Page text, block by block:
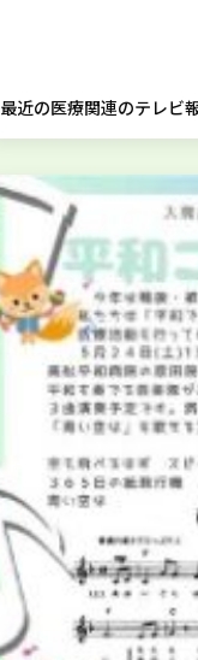
最近の医療関連のテレビ